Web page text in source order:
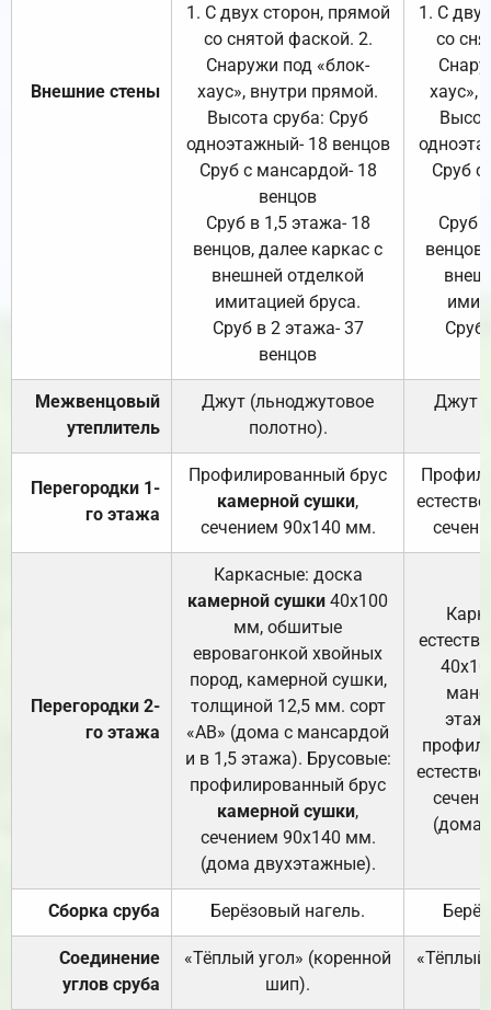
Внешние стены
1. С двух сторон, прямой
со снятой фаской. 2.
Снаружи под «блок-
хаус», внутри прямой.
Высота сруба: Сруб
одноэтажный- 18 венцов
Сруб с мансардой- 18
венцов
Сруб в 1,5 этажа- 18
венцов, далее каркас с
внешней отделкой
имитацией бруса.
Сруб в 2 этажа- 37
венцов
1. С
со
хаус»,
Сруб с
Сруб
Сруб
Межвенцовый
утеплитель
Джут (льноджутовое
полотно).
Джут
Перегородки 1-
го этажа
Профилированный брус
камерной сушки,
сечением 90х140 мм.
Перегородки 2-
го этажа
Каркасные: доска
камерной сушки 40х100
мм, обшитые
евровагонкой хвойных
пород, камерной сушки,
толщиной 12,5 мм. сорт
«АВ» (дома с мансардой
и в 1,5 этажа). Брусовые:
профилированный брус
камерной сушки,
сечением 90х140 мм.
(дома двухэтажные).
(дома
Сборка сруба Берёзовый нагель.
Соединение
углов сруба
«Тёплый угол» (коренной
шип).
«Тёплый